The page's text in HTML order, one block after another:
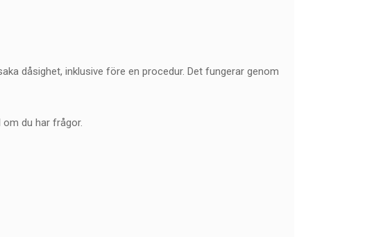
dåsighet, inklusive före en procedur. Det fungerar genom
om du har frågor.